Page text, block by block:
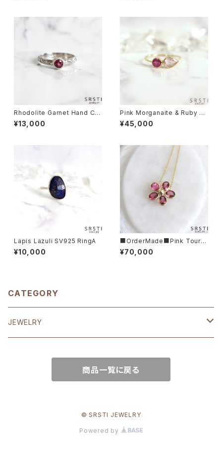
Rhodolite Garnet Hand Car
ving SV925 Ring
¥13,000
Pink Morganaite & Ruby K1
0YG Ring
¥45,000
Lapis Lazuli SV925 RingA
¥10,000
■OrderMade■Pink Tourm
aline K14/K18 Flower Neckl
ace
¥70,000
CATEGORY
JEWELRY
CHARM & NECKRACE
商品一覧に戻る
© SRSTI JEWELRY
Powered by